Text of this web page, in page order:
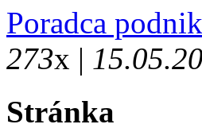
Poradca
273x |
Stránka